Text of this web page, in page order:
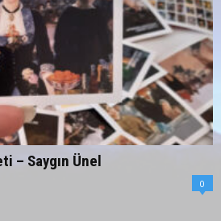
– Saygın Ünel
0